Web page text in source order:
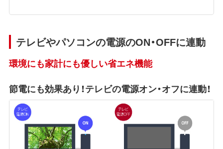
テレビやパソコンの電源のON・OFFに連動
環境にも家計にも優しい省エネ機能
節電にも効果あり！テレビの電源オン・オフに連動！